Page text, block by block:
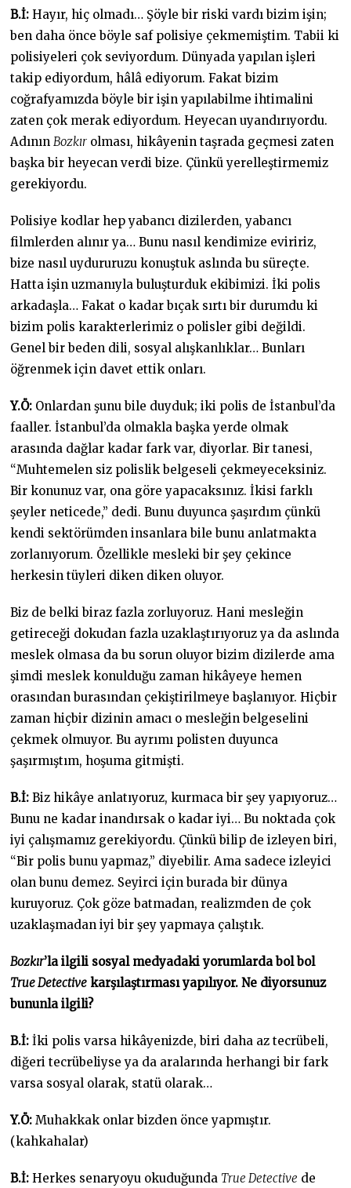
B.İ: Hayır, hiç olmadı… Şöyle bir riski vardı bizim işin;
ben daha önce böyle saf polisiye çekmemiştim. Tabii ki
polisiyeleri çok seviyordum. Dünyada yapılan işleri
takip ediyordum, hâlâ ediyorum. Fakat bizim
coğrafyamızda böyle bir işin yapılabilme ihtimalini
zaten çok merak ediyordum. Heyecan uyandırıyordu.
Adının Bozkır olması, hikâyenin taşrada geçmesi zaten
başka bir heyecan verdi bize. Çünkü yerelleştirmemiz
gerekiyordu.
Polisiye kodlar hep yabancı dizilerden, yabancı
filmlerden alınır ya… Bunu nasıl kendimize eviririz,
bize nasıl uydururuzu konuştuk aslında bu süreçte.
Hatta işin uzmanıyla buluşturduk ekibimizi. İki polis
arkadaşla… Fakat o kadar bıçak sırtı bir durumdu ki
bizim polis karakterlerimiz o polisler gibi değildi.
Genel bir beden dili, sosyal alışkanlıklar… Bunları
öğrenmek için davet ettik onları.
Y.Ö: Onlardan şunu bile duyduk; iki polis de İstanbul’da
faaller. İstanbul’da olmakla başka yerde olmak
arasında dağlar kadar fark var, diyorlar. Bir tanesi,
“Muhtemelen siz polislik belgeseli çekmeyeceksiniz.
Bir konunuz var, ona göre yapacaksınız. İkisi farklı
şeyler neticede,” dedi. Bunu duyunca şaşırdım çünkü
kendi sektörümden insanlara bile bunu anlatmakta
zorlanıyorum. Özellikle mesleki bir şey çekince
herkesin tüyleri diken diken oluyor.
Biz de belki biraz fazla zorluyoruz. Hani mesleğin
getireceği dokudan fazla uzaklaştırıyoruz ya da aslında
meslek olmasa da bu sorun oluyor bizim dizilerde ama
şimdi meslek konulduğu zaman hikâyeye hemen
orasından burasından çekiştirilmeye başlanıyor. Hiçbir
zaman hiçbir dizinin amacı o mesleğin belgeselini
çekmek olmuyor. Bu ayrımı polisten duyunca
şaşırmıştım, hoşuma gitmişti.
B.İ: Biz hikâye anlatıyoruz, kurmaca bir şey yapıyoruz…
Bunu ne kadar inandırsak o kadar iyi… Bu noktada çok
iyi çalışmamız gerekiyordu. Çünkü bilip de izleyen biri,
“Bir polis bunu yapmaz,” diyebilir. Ama sadece izleyici
olan bunu demez. Seyirci için burada bir dünya
kuruyoruz. Çok göze batmadan, realizmden de çok
uzaklaşmadan iyi bir şey yapmaya çalıştık.
Bozkır’la ilgili sosyal medyadaki yorumlarda bol bol
True Detective karşılaştırması yapılıyor. Ne diyorsunuz
bununla ilgili?
B.İ: İki polis varsa hikâyenizde, biri daha az tecrübeli,
diğeri tecrübeliyse ya da aralarında herhangi bir fark
varsa sosyal olarak, statü olarak…
Y.Ö: Muhakkak onlar bizden önce yapmıştır.
(kahkahalar)
B.İ: Herkes senaryoyu okuduğunda True Detective de